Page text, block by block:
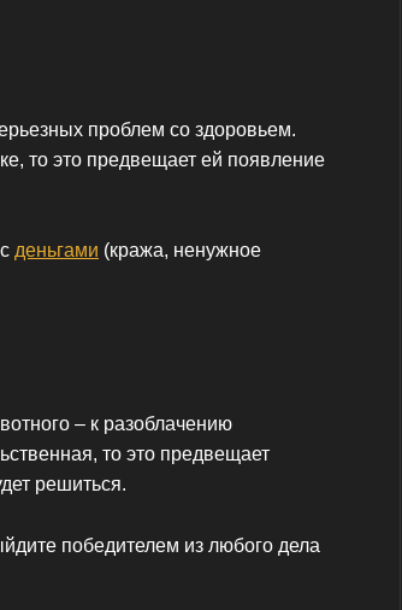
проблем со здоровьем.
то это предвещает ей появление
деньгами (кража, ненужное
– к разоблачению
то это предвещает
решиться.
победителем из любого дела